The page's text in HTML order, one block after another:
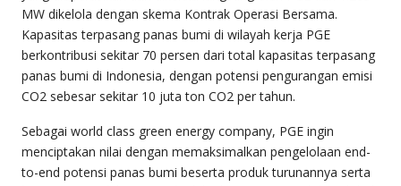
MW dikelola dengan skema Kontrak Operasi Bersama.
Kapasitas terpasang panas bumi di wilayah kerja PGE
berkontribusi sekitar 70 persen dari total kapasitas terpasang
panas bumi di Indonesia, dengan potensi pengurangan emisi
CO2 sebesar sekitar 10 juta ton CO2 per tahun.
Sebagai world class green energy company, PGE ingin
menciptakan nilai dengan memaksimalkan pengelolaan end-
to-end potensi panas bumi beserta produk turunannya serta